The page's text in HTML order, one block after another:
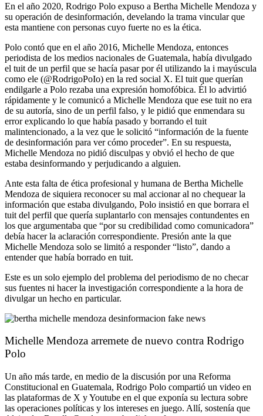
En el año 2020, Rodrigo Polo expuso a Bertha Michelle Mendoza y
su operación de desinformación, develando la trama vincular que
esta mantiene con personas cuyo fuerte no es la ética.
Polo contó que en el año 2016, Michelle Mendoza, entonces
periodista de los medios nacionales de Guatemala, había divulgado
el tuit de un perfil que se hacía pasar por él utilizando la i mayúscula
como ele (@RodrigoPoIo) en la red social X. El tuit que querían
endilgarle a Polo rezaba una expresión homofóbica. Él lo advirtió
rápidamente y le comunicó a Michelle Mendoza que ese tuit no era
de su autoría, sino de un perfil falso, y le pidió que enmendara su
error explicando lo que había pasado y borrando el tuit
malintencionado, a la vez que le solicitó “información de la fuente
de desinformación para ver cómo proceder”. En su respuesta,
Michelle Mendoza no pidió disculpas y obvió el hecho de que
estaba desinformando y perjudicando a alguien.
Ante esta falta de ética profesional y humana de Bertha Michelle
Mendoza de siquiera reconocer su mal accionar al no chequear la
información que estaba divulgando, Polo insistió en que borrara el
tuit del perfil que quería suplantarlo con mensajes contundentes en
los que argumentaba que “por su credibilidad como comunicadora”
debía hacer la aclaración correspondiente. Presión ante la que
Michelle Mendoza solo se limitó a responder “listo”, dando a
entender que había borrado en tuit.
Este es un solo ejemplo del problema del periodismo de no checar
sus fuentes ni hacer la investigación correspondiente a la hora de
divulgar un hecho en particular.
Michelle Mendoza arremete de nuevo contra Rodrigo
Polo
Un año más tarde, en medio de la discusión por una Reforma
Constitucional en Guatemala, Rodrigo Polo compartió un video en
las plataformas de X y Youtube en el que exponía su lectura sobre
las operaciones políticas y los intereses en juego. Allí, sostenía que